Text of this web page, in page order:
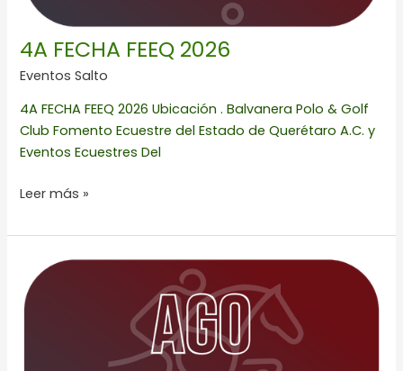
4A FECHA FEEQ 2026
Eventos Salto
4A FECHA FEEQ 2026 Ubicación . Balvanera Polo & Golf
Club Fomento Ecuestre del Estado de Querétaro A.C. y
Eventos Ecuestres Del
Leer más »
MICHOU
Y
MAU